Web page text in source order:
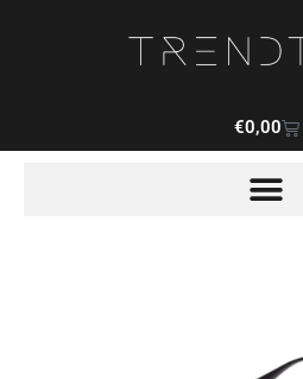
€0,00